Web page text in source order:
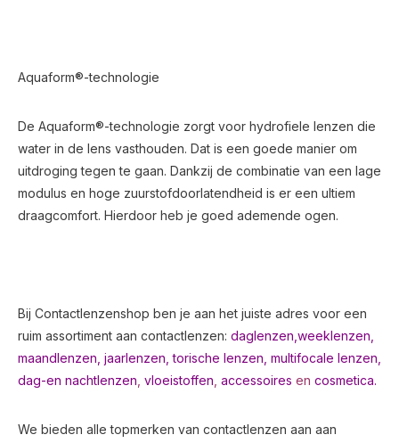
Aquaform®-technologie
De Aquaform®-technologie zorgt voor hydrofiele lenzen die
water in de lens vasthouden. Dat is een goede manier om
uitdroging tegen te gaan. Dankzij de combinatie van een lage
modulus en hoge zuurstofdoorlatendheid is er een ultiem
draagcomfort. Hierdoor heb je goed ademende ogen.
Bij Contactlenzenshop ben je aan het juiste adres voor een
ruim assortiment aan contactlenzen: daglenzen, weeklenzen,
maandlenzen jaarlenzen ,torische lenzen multifocale lenzen
dag-en nachtlenzen vloeistoffen accessoires en cosmetica.
We bieden alle topmerken van contactlenzen aan aan